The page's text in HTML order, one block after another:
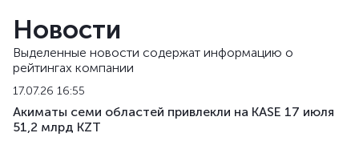
AKK143_061
Новости
Выделенные новости содержат информацию о
рейтингах компании
17.07.26 16:55
Акиматы семи областей привлекли на KASE 17 июля
51,2 млрд KZT